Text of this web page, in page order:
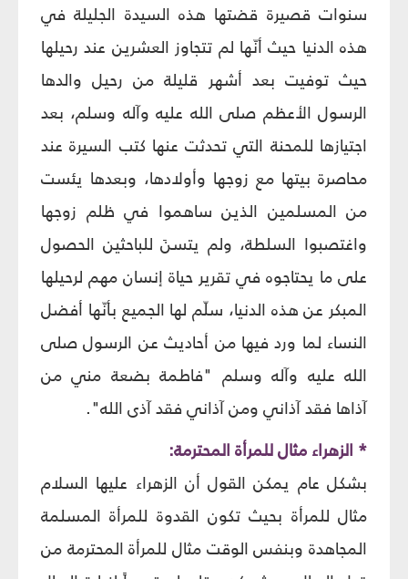
سنوات قصيرة قضتها هذه السيدة الجليلة في
هذه الدنيا حيث أنّها لم تتجاوز العشرين عند رحيلها
حيث توفيت بعد أشهر قليلة من رحيل والدها
الرسول الأعظم صلى الله عليه وآله وسلم، بعد
اجتيازها للمحنة التي تحدثت عنها كتب السيرة عند
محاصرة بيتها مع زوجها وأولادها، وبعدها يئست
من المسلمين الذين ساهموا في ظلم زوجها
واغتصبوا السلطة، ولم يتسنَ للباحثين الحصول
على ما يحتاجوه في تقرير حياة إنسان مهم لرحيلها
المبكر عن هذه الدنيا، سلّم لها الجميع بأنّها أفضل
النساء لما ورد فيها من أحاديث عن الرسول صلى
الله عليه وآله وسلم "فاطمة بضعة مني من
آذاها فقد آذاني ومن آذاني فقد آذى الله".
* الزهراء مثال للمرأة المحترمة:
بشكل عام يمكن القول أن الزهراء عليها السلام
مثال للمرأة بحيث تكون القدوة للمرأة المسلمة
المجاهدة وبنفس الوقت مثال للمرأة المحترمة من